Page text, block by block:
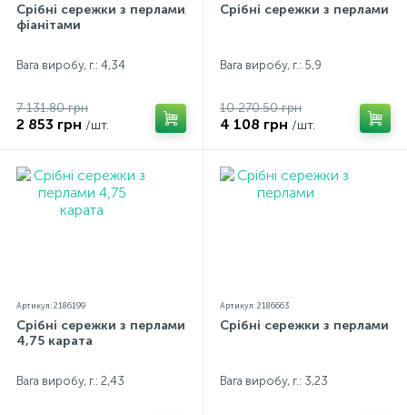
Срібні сережки з перлами,
фіанітами
Вага виробу, г.: 4,34
7 131.80 грн
2 853 грн /шт.
Срібні сережки з перлами
Вага виробу, г.: 5,9
10 270.50 грн
4 108 грн /шт.
Артикул: 2186199
Срібні сережки з перлами
4,75 карата
Вага виробу, г.: 2,43
Артикул: 2186663
Срібні сережки з перлами
Вага виробу, г.: 3,23